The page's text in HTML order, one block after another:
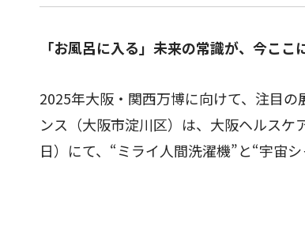
「お風呂に入る」未来の常識が、今ここに
2025年大阪・関西万博に向けて、注目
ンス（大阪市淀川区）は、大阪ヘルス
日）にて、“ミライ人間洗濯機”と“宇宙